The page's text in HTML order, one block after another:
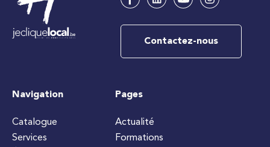
Contactez-nous
Navigation
Catalogue
Services
Pages
Actualité
Formations